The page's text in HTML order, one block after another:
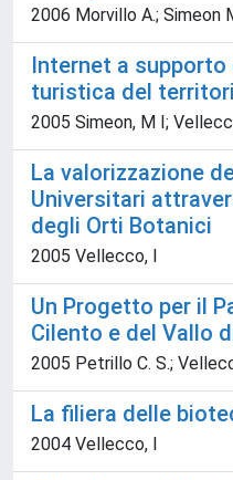
2006 Morvillo A.; Simeon
Internet a
turistica del
2005 Simeon, M I;
La valorizzazione
Universitari
degli Orti Botanici
2005 Vellecco, I
Un Progetto per il
Cilento e del Vallo
2005 Petrillo C. S.;
La filiera delle
2004 Vellecco, I